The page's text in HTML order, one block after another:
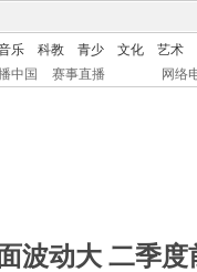
乐 科教 青少 文化
艺术
中国 赛事直播 网络
波动大 二季度